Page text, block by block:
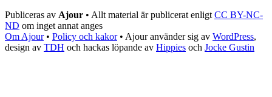
Publiceras av Ajour • Allt material är publicerat enligt CC BY-NC-
ND om inget annat anges
Om Ajour• Policy och kakor• Ajour använder sig av WordPress,
design av TDH och hackas löpande av Hippies och Jocke Gustin